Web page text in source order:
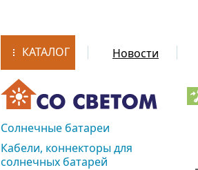
КАТАЛОГ Новости
Солнечные батареи
Кабели, коннекторы для
солнечных батарей